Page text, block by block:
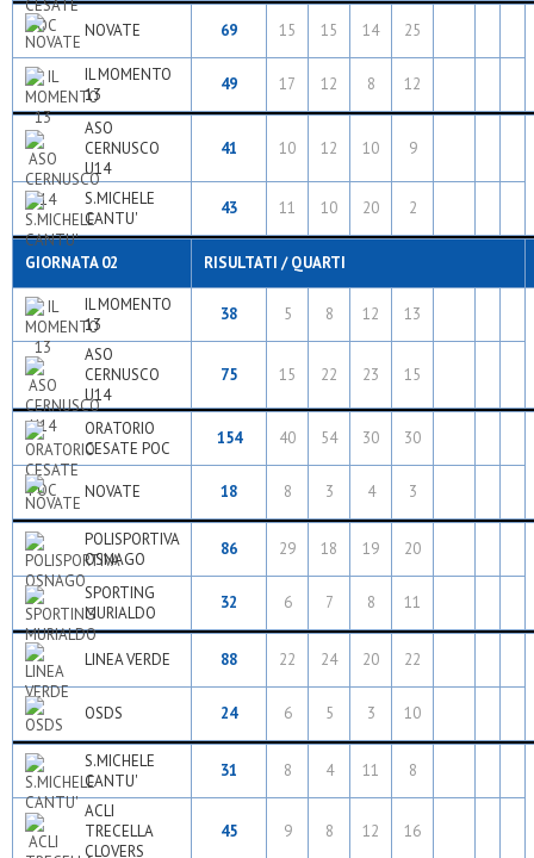
NOVATE 69 15 15 14 25
IL MOMENTO
13
49 17 12 8 12
ASO
CERNUSCO
U14
41 10 12 10 9
S.MICHELE
CANTU'
43 11 10 20 2
GIORNATA 02 RISULTATI / QUARTI
IL MOMENTO
13
38 5 8 12
13
ASO
CERNUSCO
U14
75 15 22 23 15
ORATORIO
CESATE POC
154 40 54 30 30
NOVATE 18 8 3 4 3
POLISPORTIVA
OSNAGO
86 29 18 19 20
SPORTING
MURIALDO
32 6 7 8 11
LINEA VERDE 88 22 24 20 22
OSDS 24 6 5 3 10
S.MICHELE
CANTU'
31 8 4 11
8
ACLI
TRECELLA
CLOVERS
45 9 8 12 16